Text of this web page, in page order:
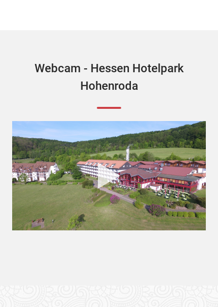
Webcam - Hessen Hotelpark
Hohenroda
Herzlich Willkommen im